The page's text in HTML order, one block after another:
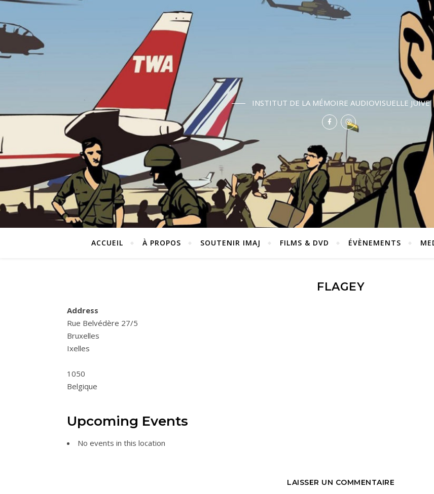
INSTITUT DE LA MÉMOIRE AUDIOVISUELLE JUIVE
ACCUEIL À PROPOS SOUTENIR IMAJ FILMS & DVD ÉVÈNEMENTS
FLAGEY
Address
Rue Belvédère 27/5
Bruxelles
Ixelles
1050
Belgique
Upcoming Events
No events in this location
LAISSER UN COMMENTAIRE